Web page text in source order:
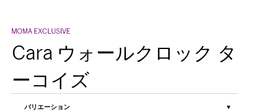
Cara ウォールクロック タ
ーコイズ
バリエーション